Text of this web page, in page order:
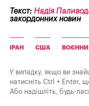
Текст: Надія
закордонних новин
ІРАН США
У випадку, якщо ви
натисніть Ctrl + Enter,
Або надішліть, будь-